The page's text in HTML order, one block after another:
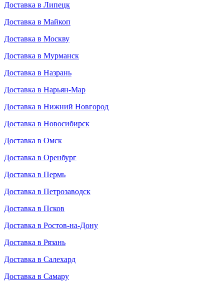
Доставка в Липецк
Доставка в Майкоп
Доставка в Москву
Доставка в Мурманск
Доставка в Назрань
Доставка в Нарьян-Мар
Доставка в Нижний Новгород
Доставка в Новосибирск
Доставка в Омск
Доставка в Оренбург
Доставка в Пермь
Доставка в Петрозаводск
Доставка в Псков
Доставка в Ростов-на-Дону
Доставка в Рязань
Доставка в Салехард
Доставка в Самару